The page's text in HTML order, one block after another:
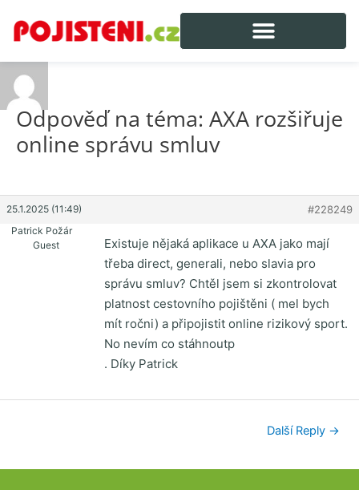
Odpověď na téma: AXA rozšiřuje
online správu smluv
25.1.2025 (11:49) #228249
Patrick Požár
Guest
Existuje nějaká aplikace u AXA jako mají
třeba direct, generali, nebo slavia pro
správu smluv? Chtěl jsem si zkontrolovat
platnost cestovního pojištěni ( mel bych
mít ročni) a připojistit online rizikový sport.
No nevím co stáhnoutp
. Díky Patrick
Další Reply →